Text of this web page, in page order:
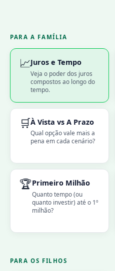
PARA A FAMÍLIA
📈Juros e Tempo
Veja o poder dos juros
compostos ao longo do
tempo.
🛒À Vista vs A Prazo
Qual opção vale mais a
pena em cada cenário?
🏆Primeiro Milhão
Quanto tempo (ou
quanto investir) até o 1º
milhão?
PARA OS FILHOS